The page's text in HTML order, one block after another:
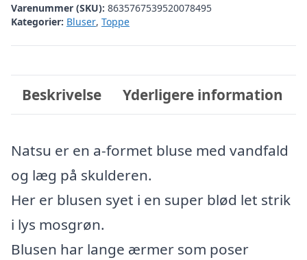
Varenummer (SKU): 8635767539520078495
Kategorier: Bluser, Toppe
Beskrivelse Yderligere information
Natsu er en a-formet bluse med vandfald
og læg på skulderen.
Her er blusen syet i en super blød let strik
i lys mosgrøn.
Blusen har lange ærmer som poser